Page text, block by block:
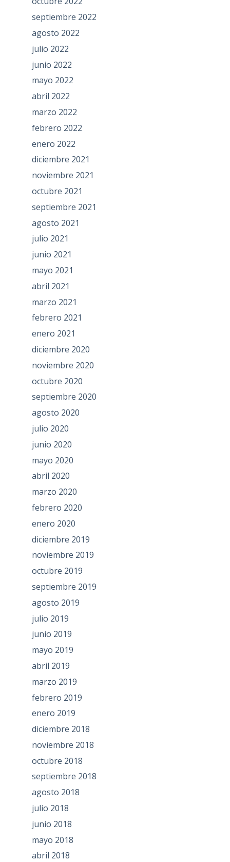
septiembre 2022
agosto 2022
julio 2022
junio 2022
mayo 2022
abril 2022
marzo 2022
febrero 2022
enero 2022
diciembre 2021
noviembre 2021
octubre 2021
septiembre 2021
agosto 2021
julio 2021
junio 2021
mayo 2021
abril 2021
marzo 2021
febrero 2021
enero 2021
diciembre 2020
noviembre 2020
octubre 2020
septiembre 2020
agosto 2020
julio 2020
junio 2020
mayo 2020
abril 2020
marzo 2020
febrero 2020
enero 2020
diciembre 2019
noviembre 2019
octubre 2019
septiembre 2019
agosto 2019
julio 2019
junio 2019
mayo 2019
abril 2019
marzo 2019
febrero 2019
enero 2019
diciembre 2018
noviembre 2018
octubre 2018
septiembre 2018
agosto 2018
julio 2018
junio 2018
mayo 2018
abril 2018